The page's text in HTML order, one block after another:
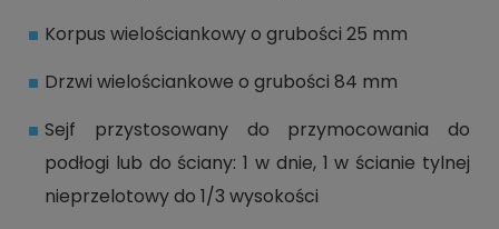
Korpus wielościankowy o grubości 25 mm
Drzwi wielościankowe o grubości 84 mm
Sejf przystosowany do przymocowania do
podłogi lub do ściany: 1 w dnie, 1 w ścianie tylnej
nieprzelotowy do 1/3 wysokości